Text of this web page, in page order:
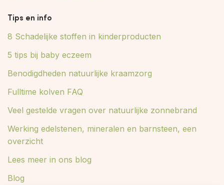
Tips en info
8 Schadelijke stoffen in kinderproducten
5 tips bij baby eczeem
Benodigdheden natuurlijke kraamzorg
Fulltime kolven FAQ
Veel gestelde vragen over natuurlijke zonnebrand
Werking edelstenen, mineralen en barnsteen, een
overzicht
Lees meer in ons blog
Blog